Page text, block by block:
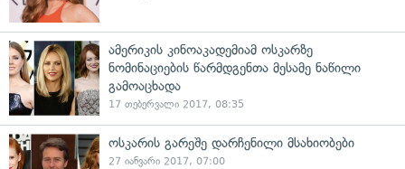
ამერიკის კინოაკადემიამ ოსკარზე
ნომინაციების წარმდგენთა მესამე ნაწილი
გამოაცხადა
17 თებერვალი 2017, 08:35
ოსკარის გარეშე დარჩენილი მსახიობები
27 იანვარი 2017, 07:00